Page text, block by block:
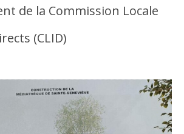
de la Commission Locale
(CLID)